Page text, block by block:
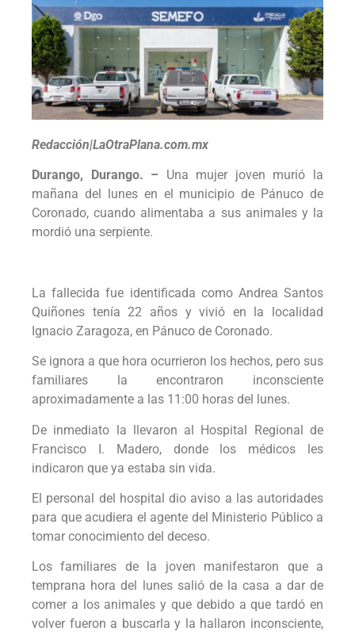
Redacción|LaOtraPlana.com.mx
Durango, Durango. – Una mujer joven murió la
mañana del lunes en el municipio de Pánuco de
Coronado, cuando alimentaba a sus animales y la
mordió una serpiente.
La fallecida fue identificada como Andrea Santos
Quiñones tenía 22 años y vivió en la localidad
Ignacio Zaragoza, en Pánuco de Coronado.
Se ignora a que hora ocurrieron los hechos, pero sus
familiares la encontraron inconsciente
aproximadamente a las 11:00 horas del lunes.
De inmediato la llevaron al Hospital Regional de
Francisco I. Madero, donde los médicos les
indicaron que ya estaba sin vida.
El personal del hospital dio aviso a las autoridades
para que acudiera el agente del Ministerio Público a
tomar conocimiento del deceso.
Los familiares de la joven manifestaron que a
temprana hora del lunes salió de la casa a dar de
comer a los animales y que debido a que tardó en
volver fueron a buscarla y la hallaron inconsciente,